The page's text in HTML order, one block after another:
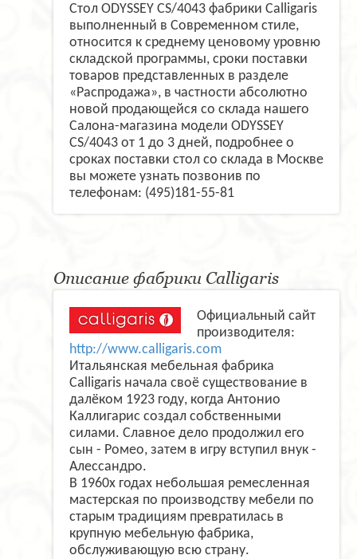
Стол ODYSSEY CS/4043 фабрики Calligaris
выполненный в Современном стиле,
относится к среднему ценовому уровню
складской программы, сроки поставки
товаров представленных в разделе
«Распродажа», в частности абсолютно
новой продающейся со склада нашего
Салона-магазина модели ODYSSEY
CS/4043 от 1 до 3 дней, подробнее о
сроках поставки стол со склада в Москве
вы можете узнать позвонив по
телефонам: (495)181-55-81
Описание фабрики Calligaris
Официальный сайт
производителя:
http://www.calligaris.com
Итальянская мебельная фабрика
Calligaris начала своё существование в
далёком 1923 году, когда Антонио
Каллигарис создал собственными
силами. Славное дело продолжил его
сын - Ромео, затем в игру вступил внук -
Алессандро.
В 1960х годах небольшая ремесленная
мастерская по производству мебели по
старым традициям превратилась в
крупную мебельную фабрика,
обслуживающую всю страну.